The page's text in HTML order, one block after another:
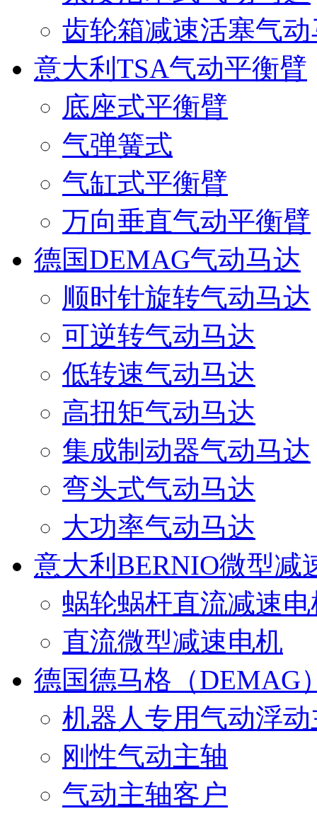
齿轮箱减速活塞气
意大利TSA气动平衡臂
底座式平衡臂
气弹簧式
气缸式平衡臂
万向垂直气动平衡臂
德国DEMAG气动马达
顺时针旋转气动马达
可逆转气动马达
低转速气动马达
高扭矩气动马达
集成制动器气动马达
弯头式气动马达
大功率气动马达
意大利BERNIO微型减
蜗轮蜗杆直流减速电
直流微型减速电机
德国德马格（DEMAG
机器人专用气动浮
刚性气动主轴
气动主轴客户